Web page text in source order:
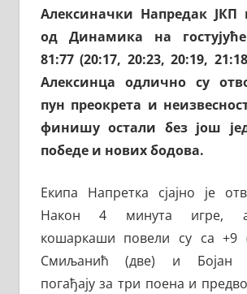
Алексиначки Напредак ЈКП
од Динамика на
81:77 (20:17, 20:23, 20:19,
Алексинца одлично су
пун преокрета и
финишу остали без још
победе и нових бодова.
Екипа Напретка сјајно је
Након 4 минута игре,
кошаркаши повели су са +9
Смиљанић (две) и Бојан
погађају за три поена и